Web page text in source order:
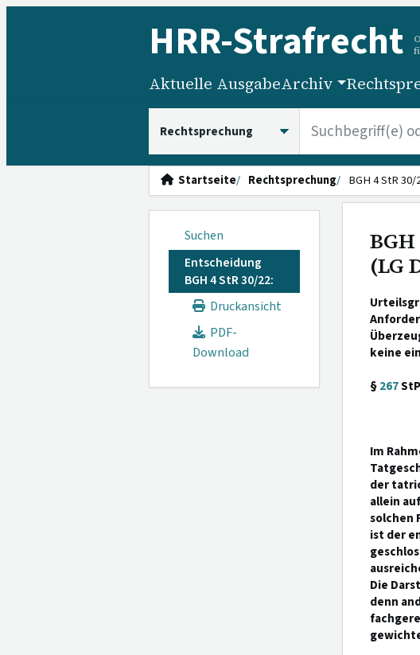
HRR-Strafrecht
Aktuelle AusgabeArchiv
Startseite Rechtsprechung BGH 4 StR
Suchen
Entscheidung
BGH 4 StR 30/22:
Druckansicht
PDF-
Download
(LG
keine
§267
Im
der
allein
solchen
ist der
Die
denn